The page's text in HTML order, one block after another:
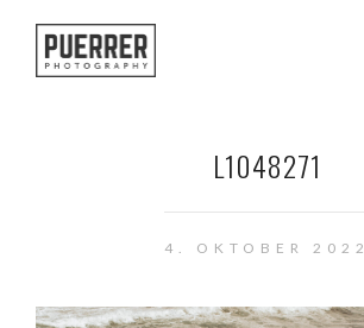
L1048271
4. OKTOBER 2022